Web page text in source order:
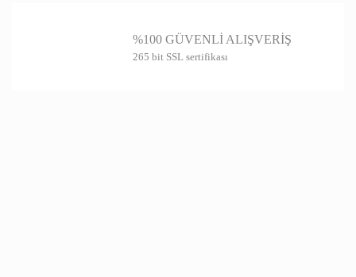
%100 GÜVENLİ ALIŞVERİŞ
265 bit SSL sertifikası